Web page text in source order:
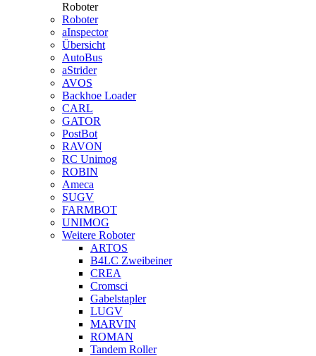
Roboter
Roboter
aInspector
Übersicht
AutoBus
aStrider
AVOS
Backhoe Loader
CARL
GATOR
PostBot
RAVON
RC Unimog
ROBIN
Ameca
SUGV
FARMBOT
UNIMOG
Weitere Roboter
ARTOS
B4LC Zweibeiner
CREA
Cromsci
Gabelstapler
LUGV
MARVIN
ROMAN
Tandem Roller